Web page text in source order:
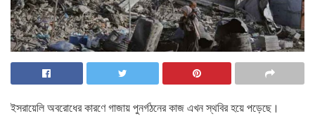
ইসরায়েলি অবরোধের কারণে গাজায় পুনর্গঠনের কাজ এখন স্থবির হয়ে পড়েছে।